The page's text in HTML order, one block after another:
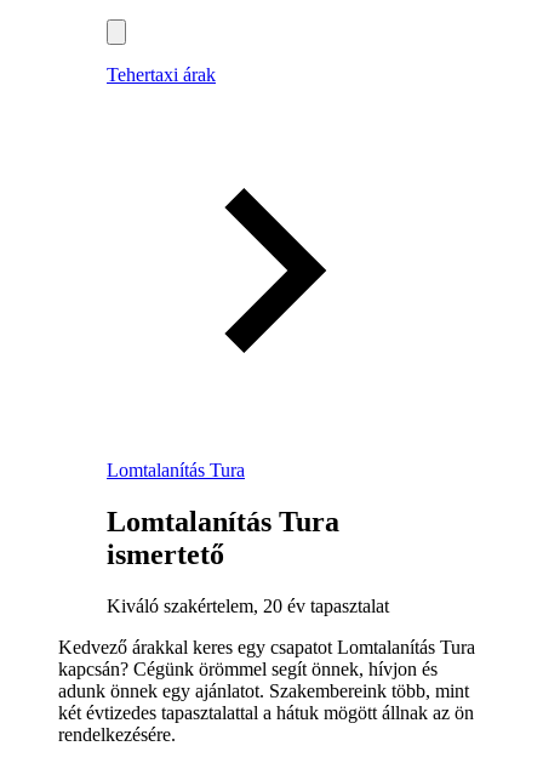
Tehertaxi árak
Lomtalanítás Tura
Lomtalanítás Tura
ismertető
Kiváló szakértelem, 20 év tapasztalat
Kedvező árakkal keres egy csapatot Lomtalanítás Tura
kapcsán? Cégünk örömmel segít önnek, hívjon és
adunk önnek egy ajánlatot. Szakembereink több, mint
két évtizedes tapasztalattal a hátuk mögött állnak az ön
rendelkezésére.